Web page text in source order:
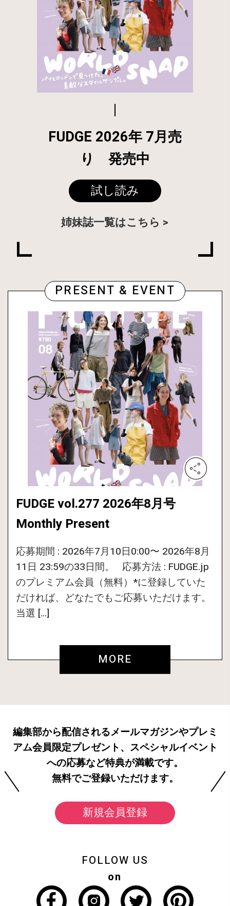
FUDGE 2026年 7月売
り 発売中
試し読み
姉妹誌一覧はこちら
PRESENT & EVENT
FUDGE vol.277 2026年8月号
Monthly Present
応募期間 : 2026年7月10日0:00〜 2026年8月
11日 23:59の33日間。 応募方法 : FUDGE.jp
のプレミアム会員（無料）*に登録していた
だければ、どなたでもご応募いただけます。
当選 […]
MORE
編集部から配信されるメールマガジンやプレミ
アム会員限定プレゼント、スペシャルイベント
への応募など特典が満載です。
無料でご登録いただけます。
新規会員登録
FOLLOW US
on